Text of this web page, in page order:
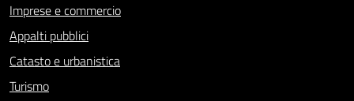
Imprese e commercio
Appalti pubblici
Catasto e urbanistica
Turismo